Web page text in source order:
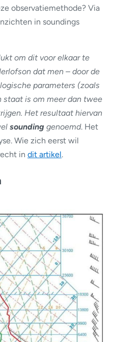
observatiemethode? Via
in soundings
om dit voor elkaar te
dat men – door de
parameters (zoals
is om meer dan twee
Het resultaat hiervan
sounding genoemd. Het
Wie zich eerst wil
in dit artikel.